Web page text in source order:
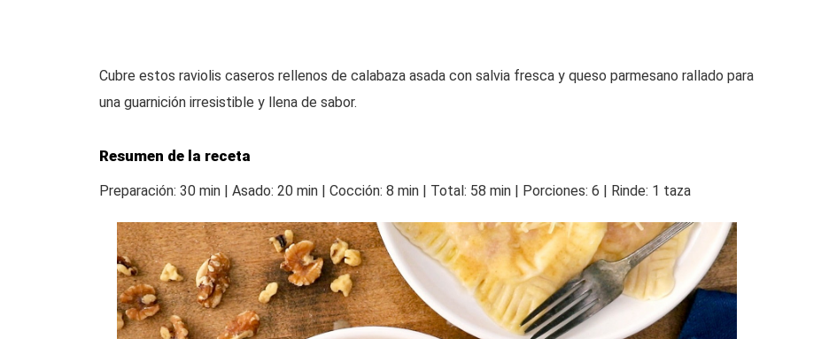
Cubre estos raviolis caseros rellenos de calabaza asada con salvia fresca y queso parmesano rallado para
una guarnición irresistible y llena de sabor.
Resumen de la receta
Preparación: 30 min | Asado: 20 min | Cocción: 8 min | Total: 58 min | Porciones: 6 | Rinde: 1 taza